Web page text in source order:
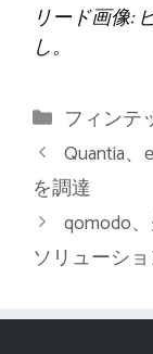
リード画像:
し。
カ
テ
ゴ
リ
ー
フィンテ
Quantia
を調達
qomodo
ソリューシ